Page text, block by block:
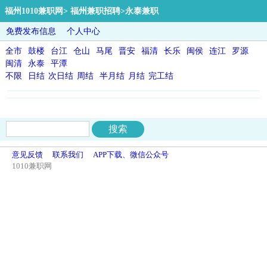
福州1010兼职网> 福州兼职招聘>永泰兼职
免费发布信息 个人中心
全市 鼓楼 台江 仓山 马尾 晋安 福清 长乐 闽侯 连江
罗源
闽清
永泰
平潭
不限
日结 次日结 周结 半月结 月结 完工结
意见反馈 联系我们
APP下载、微信公众号
1010兼职网